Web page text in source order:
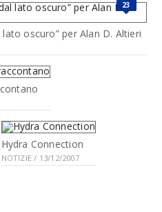
23
oscuro” per Alan D. Altieri
Hydra Connection
NOTIZIE / 13/12/2007